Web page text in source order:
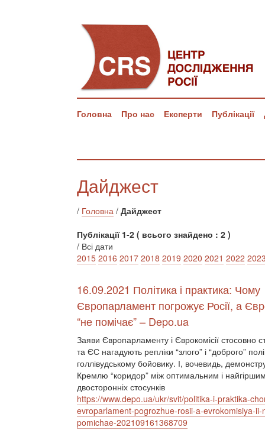
Головна Про нас Експерти Публікації
Дайджест
/ Головна / Дайджест
Публікації 1-2 ( всього знайдено : 2 )
/ Всі дати
2015 2016 2017 2018 2019 2020 2021 2022
16.09.2021 Політика і практика: Чому
Європарламент погрожує Росії, а
“не помічає” – Depo.ua
Заяви Європарламенту і Єврокомісії стосовно
та ЄС нагадують репліки “злого” і “доброго”
голлівудському бойовику. І, вочевидь,
Кремлю “коридор” між оптимальним і
двосторонніх стосунків
https://www.depo.ua/ukr/svit/politika-i-praktika-
evroparlament-pogrozhue-rosii-a-evrokomisiya-ii-
pomichae-202109161368709